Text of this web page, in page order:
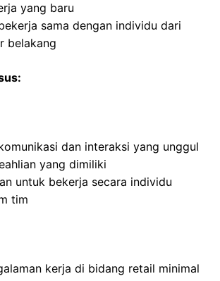
yang baru
sama dengan individu dari
belakang
dan interaksi yang unggul
yang dimiliki
untuk bekerja secara individu
tim
kerja di bidang retail minimal